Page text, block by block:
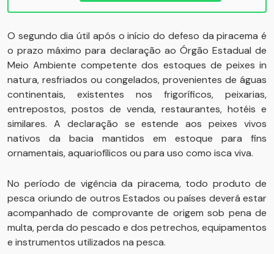
O segundo dia útil após o início do defeso da piracema é
o prazo máximo para declaração ao Órgão Estadual de
Meio Ambiente competente dos estoques de peixes in
natura, resfriados ou congelados, provenientes de águas
continentais, existentes nos frigoríficos, peixarias,
entrepostos, postos de venda, restaurantes, hotéis e
similares. A declaração se estende aos peixes vivos
nativos da bacia mantidos em estoque para fins
ornamentais, aquariofílicos ou para uso como isca viva.
No período de vigência da piracema, todo produto de
pesca oriundo de outros Estados ou países deverá estar
acompanhado de comprovante de origem sob pena de
multa, perda do pescado e dos petrechos, equipamentos
e instrumentos utilizados na pesca.